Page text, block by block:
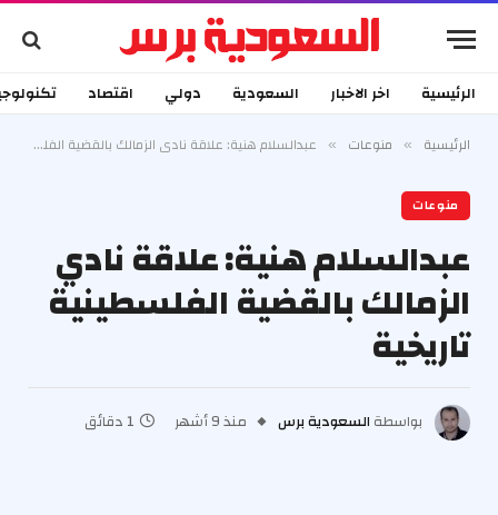
الرئيسية اخر الاخبار السعودية دولي اقتصاد
الرئيسية » منوعات » عبدالسلام هنية: علاقة نادي الزمالك بالقضية الفلسطينية تاريخية
منوعات
عبدالسلام هنية: علاقة نادي
الزمالك بالقضية الفلسطينية
تاريخية
بواسطة السعودية برس منذ 9 أشهر 1 دقائق